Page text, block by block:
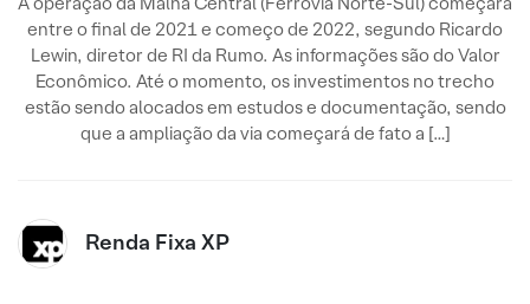
entre o final de 2021 e começo de 2022, segundo Ricardo
Lewin, diretor de RI da Rumo. As informações são do Valor
Econômico. Até o momento, os investimentos no trecho
estão sendo alocados em estudos e documentação, sendo
que a ampliação da via começará de fato a […]
Renda Fixa XP